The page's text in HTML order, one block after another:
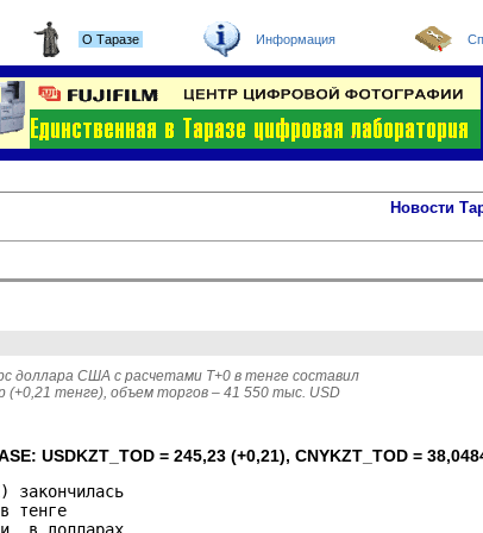
О Таразе Информация
Новости
доллара США с расчетами T+0 в тенге составил
(+0,21 тенге), объем торгов – 41 550 тыс. USD
USDKZT_TOD = 245,23 (+0,21), CNYKZT_TOD =
закончилась
тенге